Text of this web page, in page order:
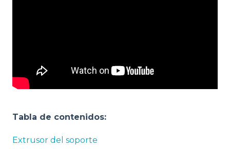
Tabla de contenidos:
Extrusor del soporte